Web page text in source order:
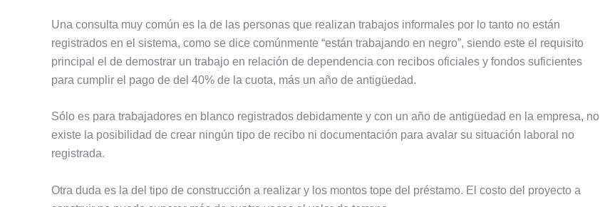
Una consulta muy común es la de las personas que realizan trabajos informales por lo tanto no están
registrados en el sistema, como se dice comúnmente “están trabajando en negro”, siendo este el requisito
principal el de demostrar un trabajo en relación de dependencia con recibos oficiales y fondos suficientes
para cumplir el pago de del 40% de la cuota, más un año de antigüedad.
Sólo es para trabajadores en blanco registrados debidamente y con un año de antigüedad en la empresa, no
existe la posibilidad de crear ningún tipo de recibo ni documentación para avalar su situación laboral no
registrada.
Otra duda es la del tipo de construcción a realizar y los montos tope del préstamo. El costo del proyecto a